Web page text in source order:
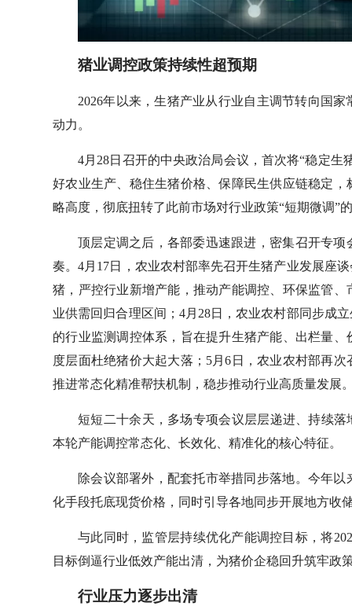
猪业调控政策持续性超预期
2026年以来，生猪产业从行业自主调节转向国
动力。
4月28日召开的中央政治局会议，首次将“稳定
好农业生产、稳住生猪价格、保障民生供应链稳定
略高度，彻底扭转了此前市场对行业政策“短期微调”
顶层定调之后，各部委迅速跟进，密集召开专
奏。4月17日，农业农村部率先召开生猪产业发展座
猪，严控行业新增产能，推动产能调控、环保监管
业供需回归合理区间；4月28日，农业农村部同步成
的行业监测调控体系，旨在提升生猪产能、出栏量
度层面杜绝猪价大起大落；5月6日，农业农村部再
推进常态化精准帮扶机制，稳步推动行业高质量发展
短短二十余天，多场专项会议层层递进、持续
本轮产能调控常态化、长效化、精准化的核心特征。
除会议部署外，配套托市举措同步落地。今年
化手段托底现货价格，同时引导各地同步开展地方收
与此同时，监管层持续优化产能调控目标，将
目标倒逼行业低效产能出清，为猪价企稳回升筑牢政
行业压力逐步出清